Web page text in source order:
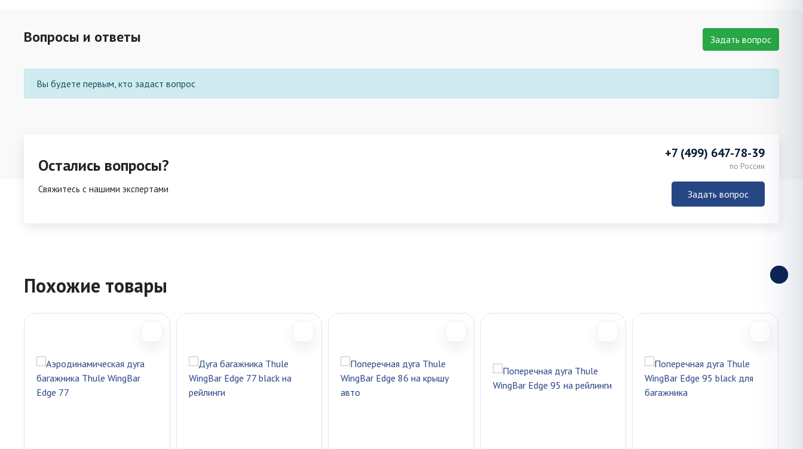
Вопросы и ответы Задать вопрос
Вы будете первым, кто задаст вопрос
Остались вопросы?
Свяжитесь с нашими экспертами
+7 (499) 647-78-39
по России
Задать вопрос
Похожие товары